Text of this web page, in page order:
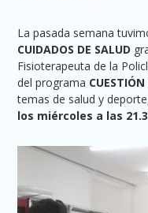
La pasada semana
CUIDADOS DE SALUD
Fisioterapeuta de la
del programa
temas de salud y
los miércoles a las